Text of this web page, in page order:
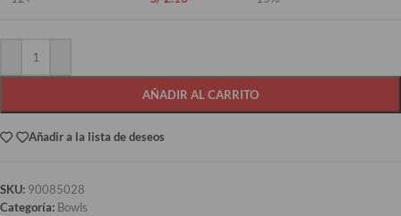
AÑADIR AL CARRITO
Añadir a la lista de deseos
SKU: 90085028
Categoría: Bowls